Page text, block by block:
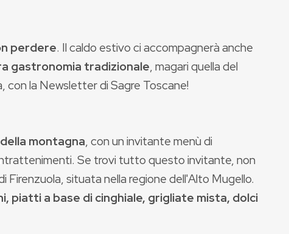
perdere. Il caldo estivo ci accompagnerà anche
gastronomia tradizionale, magari quella del
con la Newsletter di Sagre Toscane!
montagna, con un invitante menù di
Se trovi tutto questo invitante, non
Firenzuola, situata nella regione dell'Alto Mugello.
piatti a base di cinghiale, grigliate mista, dolci